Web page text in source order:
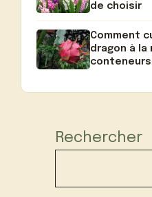
de choisir
Comment
dragon à la
conteneurs
Rechercher